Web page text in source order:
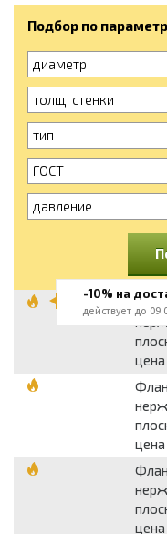
Подбор по
диаметр
толщ. стенки
тип
ГОСТ
давление
-10% на
действует до